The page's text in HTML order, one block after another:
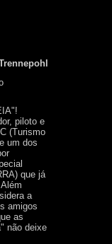
piloto e
(Turismo
um dos
que já
a
amigos
as
não deixe